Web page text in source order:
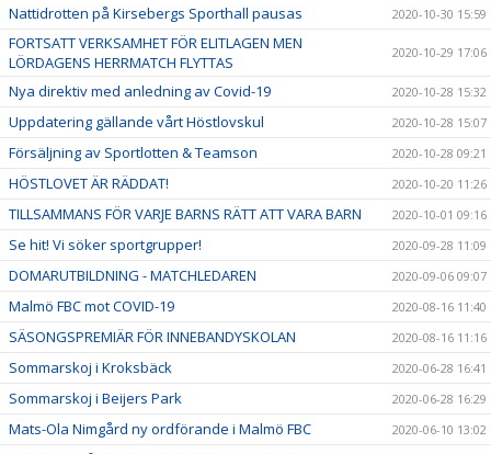
Nattidrotten på Kirsebergs Sporthall pausas 2020-10-30 15:59
FORTSATT VERKSAMHET FÖR ELITLAGEN MEN
LÖRDAGENS HERRMATCH FLYTTAS
2020-10-29 17:06
Nya direktiv med anledning av Covid-19 2020-10-28 15:32
Uppdatering gällande vårt Höstlovskul 2020-10-28 15:07
Försäljning av Sportlotten & Teamson 2020-10-28 09:21
HÖSTLOVET ÄR RÄDDAT! 2020-10-20 11:26
TILLSAMMANS FÖR VARJE BARNS RÄTT ATT VARA BARN 2020-10-01 09:16
Se hit! Vi söker sportgrupper! 2020-09-28 11:09
DOMARUTBILDNING - MATCHLEDAREN 2020-09-06 09:07
Malmö FBC mot COVID-19 2020-08-16 11:40
SÄSONGSPREMIÄR FÖR INNEBANDYSKOLAN 2020-08-16 11:16
Sommarskoj i Kroksbäck 2020-06-28 16:41
Sommarskoj i Beijers Park 2020-06-28 16:29
Mats-Ola Nimgård ny ordförande i Malmö FBC 2020-06-10 13:02